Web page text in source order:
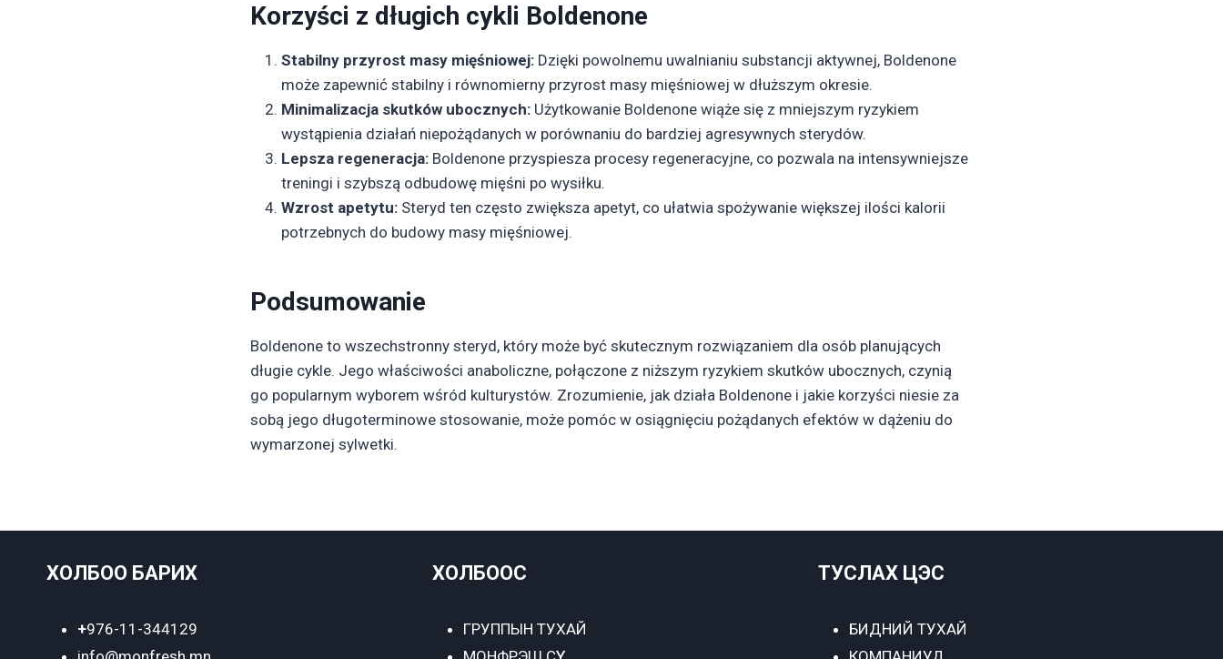
Korzyści z długich cykli Boldenone
Stabilny przyrost masy mięśniowej: Dzięki powolnemu uwalnianiu substancji aktywnej, Boldenone
może zapewnić stabilny i równomierny przyrost masy mięśniowej w dłuższym okresie.
Minimalizacja skutków ubocznych: Użytkowanie Boldenone wiąże się z mniejszym ryzykiem
wystąpienia działań niepożądanych w porównaniu do bardziej agresywnych sterydów.
Lepsza regeneracja: Boldenone przyspiesza procesy regeneracyjne, co pozwala na intensywniejsze
treningi i szybszą odbudowę mięśni po wysiłku.
Wzrost apetytu: Steryd ten często zwiększa apetyt, co ułatwia spożywanie większej ilości kalorii
potrzebnych do budowy masy mięśniowej.
Podsumowanie
Boldenone to wszechstronny steryd, który może być skutecznym rozwiązaniem dla osób planujących
długie cykle. Jego właściwości anaboliczne, połączone z niższym ryzykiem skutków ubocznych, czynią
go popularnym wyborem wśród kulturystów. Zrozumienie, jak działa Boldenone i jakie korzyści niesie za
sobą jego długoterminowe stosowanie, może pomóc w osiągnięciu pożądanych efektów w dążeniu do
wymarzonej sylwetki.
ХОЛБОО БАРИХ
+976-11-344129
ХОЛБООС
ГРУППЫН ТУХАЙ
ТУСЛАХ ЦЭС
БИДНИЙ ТУХАЙ